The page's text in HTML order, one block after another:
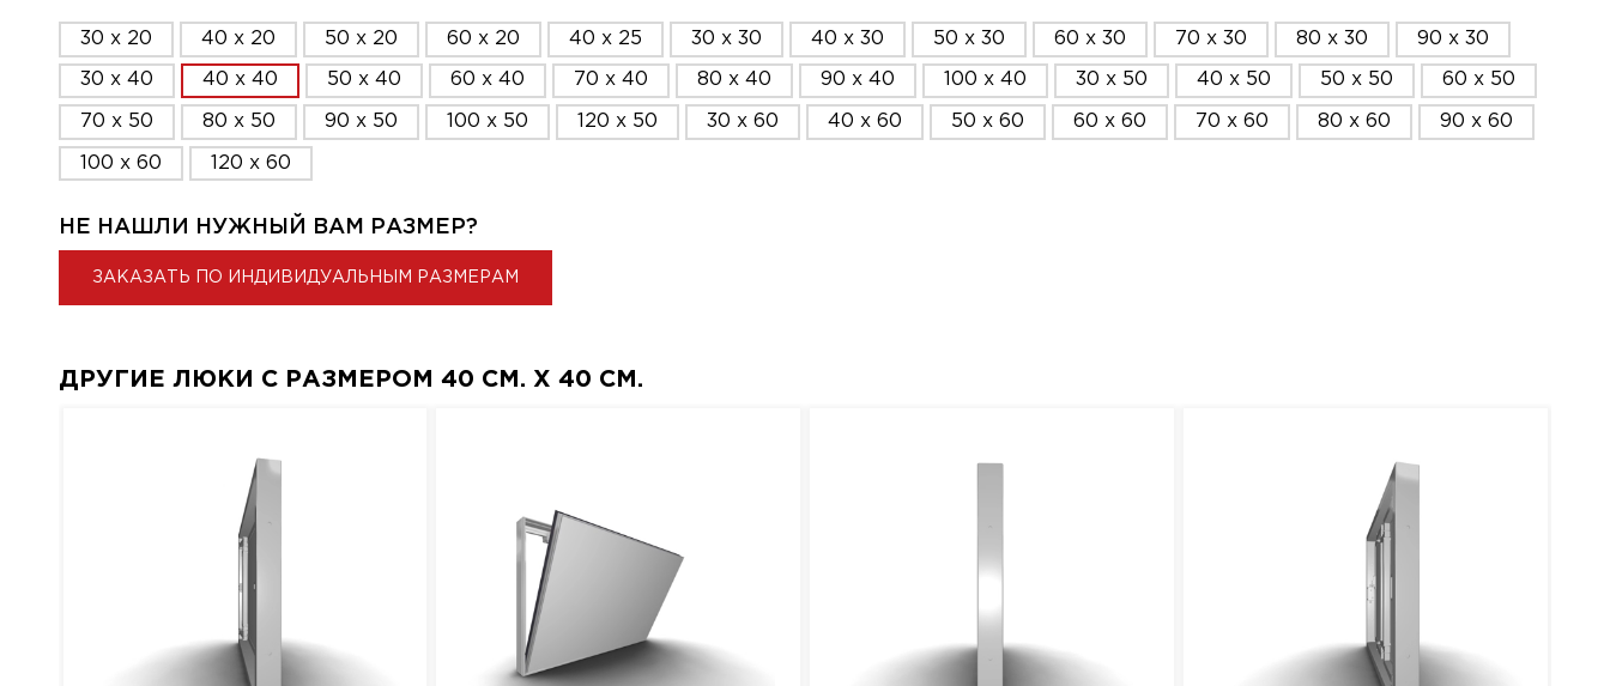
30 x 20 40 x 20 50 x 20 60 x 20 40 x 25 30 x 30 40 x 30 50 x 30 60 x 30 70 x 30 80 x 30 90 x 30
30 x 40 40 x 40 50 x 40 60 x 40 70 x 40 80 x 40 90 x 40 100 x 40 30 x 50 40 x 50 50 x 50 60 x 50
70 x 50 80 x 50 90 x 50 100 x 50 120 x 50 30 x 60 40 x 60 50 x 60 60 x 60 70 x 60 80 x 60 90 x 60
100 x 60 120 x 60
НЕ НАШЛИ НУЖНЫЙ ВАМ РАЗМЕР?
ЗАКАЗАТЬ ПО ИНДИВИДУАЛЬНЫМ РАЗМЕРАМ
ДРУГИЕ ЛЮКИ С РАЗМЕРОМ 40 СМ. X 40 СМ.